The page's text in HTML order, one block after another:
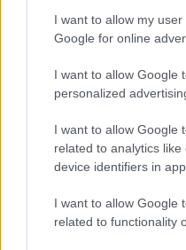
I want to allow my
Google for online
I want to allow Google
personalized
I want to allow Google
related to analytics
device identifiers in
I want to allow Google
related to functionality
Mark Rutte
álcázott
utcákon
2021. november 23.